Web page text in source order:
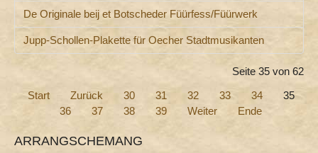
De Originale beij et Botscheder Füürfess/Füürwerk
Jupp-Schollen-Plakette für Oecher Stadtmusikanten
Seite 35 von 62
Start
Zurück 30 31 32 33 34
35
36
37 38 39 Weiter Ende
ARRANGSCHEMANG